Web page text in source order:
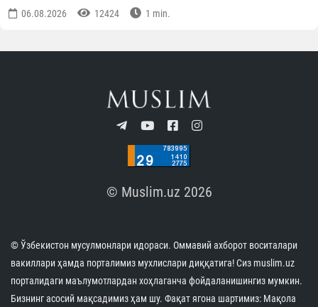
Саховатпеша юртдошларимиз масжидлар